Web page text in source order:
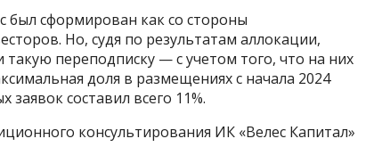
был сформирован как со стороны
Но, судя по результатам аллокации,
переподписку — с учетом того, что на них
доля в размещениях с начала 2024
составил всего 11%.
консультирования ИК «Велес Капитал»